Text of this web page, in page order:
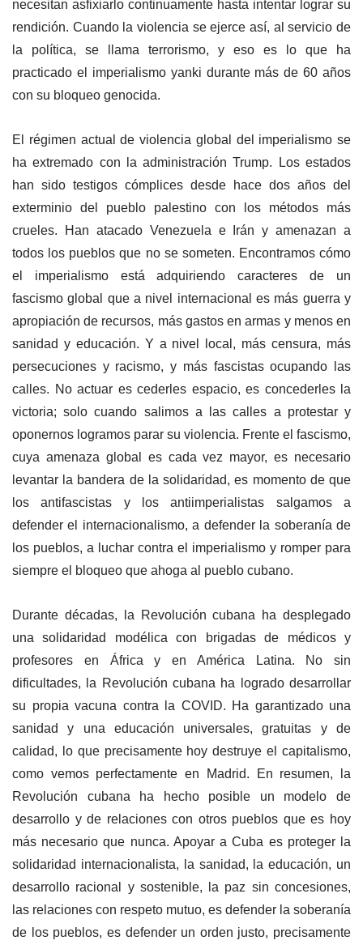
necesitan asfixiarlo continuamente hasta intentar lograr su
rendición. Cuando la violencia se ejerce así, al servicio de
la política, se llama terrorismo, y eso es lo que ha
practicado el imperialismo yanki durante más de 60 años
con su bloqueo genocida.
El régimen actual de violencia global del imperialismo se
ha extremado con la administración Trump. Los estados
han sido testigos cómplices desde hace dos años del
exterminio del pueblo palestino con los métodos más
crueles. Han atacado Venezuela e Irán y amenazan a
todos los pueblos que no se someten. Encontramos cómo
el imperialismo está adquiriendo caracteres de un
fascismo global que a nivel internacional es más guerra y
apropiación de recursos, más gastos en armas y menos en
sanidad y educación. Y a nivel local, más censura, más
persecuciones y racismo, y más fascistas ocupando las
calles. No actuar es cederles espacio, es concederles la
victoria; solo cuando salimos a las calles a protestar y
oponernos logramos parar su violencia. Frente el fascismo,
cuya amenaza global es cada vez mayor, es necesario
levantar la bandera de la solidaridad, es momento de que
los antifascistas y los antiimperialistas salgamos a
defender el internacionalismo, a defender la soberanía de
los pueblos, a luchar contra el imperialismo y romper para
siempre el bloqueo que ahoga al pueblo cubano.
Durante décadas, la Revolución cubana ha desplegado
una solidaridad modélica con brigadas de médicos y
profesores en África y en América Latina. No sin
dificultades, la Revolución cubana ha logrado desarrollar
su propia vacuna contra la COVID. Ha garantizado una
sanidad y una educación universales, gratuitas y de
calidad, lo que precisamente hoy destruye el capitalismo,
como vemos perfectamente en Madrid. En resumen, la
Revolución cubana ha hecho posible un modelo de
desarrollo y de relaciones con otros pueblos que es hoy
más necesario que nunca. Apoyar a Cuba es proteger la
solidaridad internacionalista, la sanidad, la educación, un
desarrollo racional y sostenible, la paz sin concesiones,
las relaciones con respeto mutuo, es defender la soberanía
de los pueblos, es defender un orden justo, precisamente